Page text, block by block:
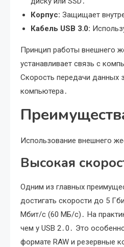
Корпус: Защищает
Кабель USB 3․0:
Принцип работы внешнего
устанавливает связь с
Скорость передачи данных
компьютера․
Использование внешнего
Высокая
Одним из главных
достигать скорости до 5
Мбит/с (60 МБ/с)․ На
чем у USB 2․0․ Это
формате RAW и резервные